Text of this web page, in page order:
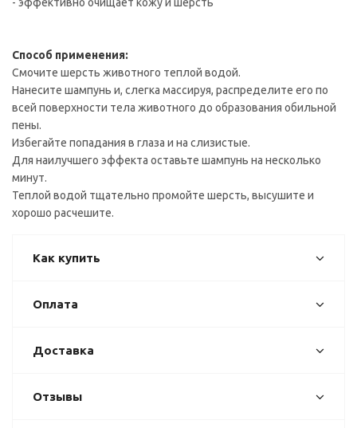
Способ применения:
Смочите шерсть животного теплой водой.
Нанесите шампунь и, слегка массируя, распределите его по
всей поверхности тела животного до образования обильной
пены.
Избегайте попадания в глаза и на слизистые.
Для наилучшего эффекта оставьте шампунь на несколько
минут.
Теплой водой тщательно промойте шерсть, высушите и
хорошо расчешите.
Как купить
Оплата
Доставка
Отзывы